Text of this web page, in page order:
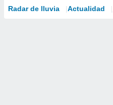
Radar de lluvia Actualidad